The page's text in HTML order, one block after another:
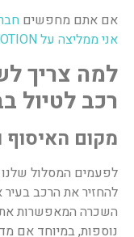
אם אתם מחפשים
אני ממליצה על GREEN MOTION.
למה צריך
רכב לטיול
מקום האיסוף
לפעמים המסלול שלנו
להחזיר את הרכב
השכרה המאפשרות את
נוספות, במיוחד אם